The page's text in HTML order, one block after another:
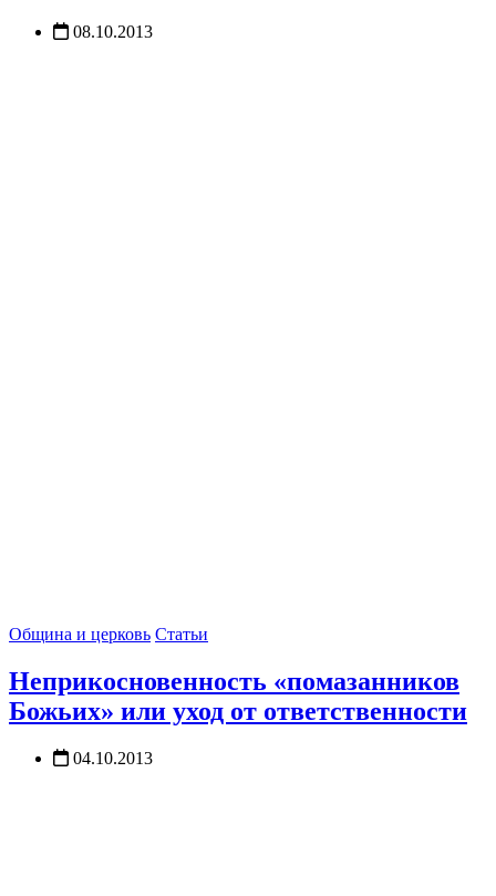
08.10.2013
Община и церковь Статьи
Неприкосновенность «помазанников
Божьих» или уход от ответственности
04.10.2013